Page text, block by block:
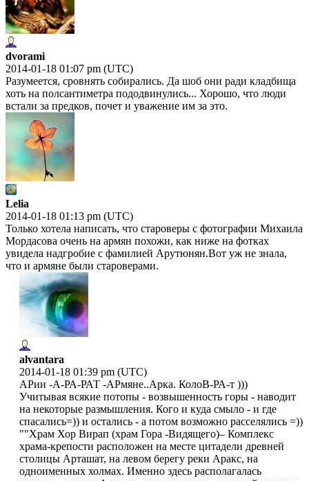
dvorami
2014-01-18 01:07 pm (UTC)
Разумеется, сровнять собирались. Да шоб они ради кладбища
хоть на полсантиметра пододвинулись... Хорошо, что люди
встали за предков, почет и уважение им за это.
Lelia
2014-01-18 01:13 pm (UTC)
Только хотела написать, что староверы с фотографии Михаила
Мордасова очень на армян похожи, как ниже на фотках
увидела надгробие с фамилией Арутюнян.Вот уж не знала,
что и армяне были староверами.
alvantara
2014-01-18 01:39 pm (UTC)
АРии -А-РА-РАТ -АРмяне..Арка. КолоВ-РА-т )))
Учитывая всякие потопы - возвышенность горы - наводит
на некоторые размышления. Кого и куда смыло - и где
спасались=)) и остались - а потом возможно расселялись =))
""Храм Хор Вирап (храм Гора -Видящего)– Комплекс
храма-крепости расположен на месте цитадели древней
столицы Арташат, на левом берегу реки Аракс, на
одноименных холмах. Именно здесь располагалась